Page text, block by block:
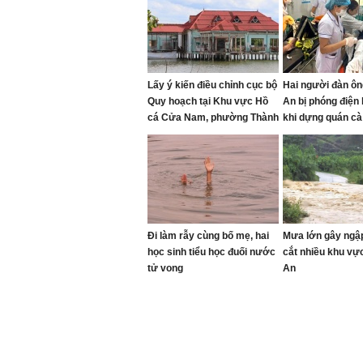
Lấy ý kiến điều chỉnh cục bộ
Quy hoạch tại Khu vực Hồ
cá Cửa Nam, phường Thành
Vinh
Hai người đàn
An bị phóng điện
khi dựng quán
Đi làm rẫy cùng bố mẹ, hai
học sinh tiểu học đuối nước
tử vong
Mưa lớn gây
cắt nhiều khu
An